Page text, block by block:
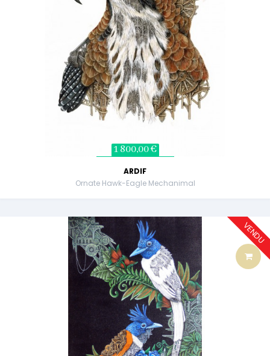
1 800,00 €
ARDIF
Ornate Hawk-Eagle Mechanimal
VENDU